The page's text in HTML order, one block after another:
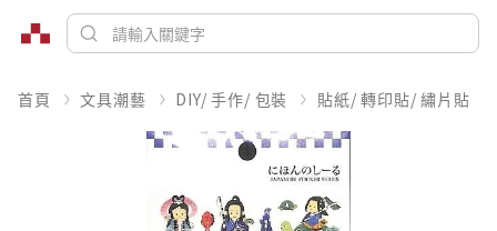
首頁 文具潮藝 DIY/ 手作/ 包裝 貼紙/ 轉印貼/ 繡片貼